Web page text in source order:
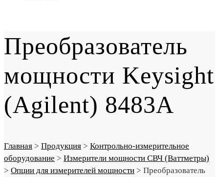
Преобразователь
мощности Keysight
(Agilent) 8483A
Главная > Продукция > Контрольно-измерительное
оборудование > Измерители мощности СВЧ (Ваттметры)
> Опции для измерителей мощности > Преобразователь